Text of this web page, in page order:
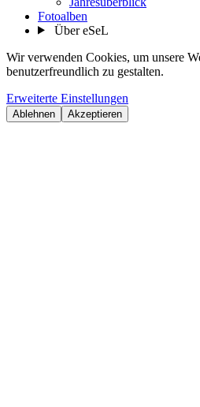
Fotoalben
Über eSeL
Wir verwenden Cookies, um unsere
benutzerfreundlich zu gestalten.
Erweiterte Einstellungen
Ablehnen Akzeptieren